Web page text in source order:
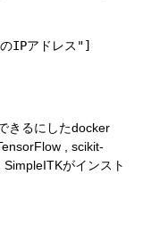
IPアドレス "]
きるにしたdocker
, scikit-
がインスト